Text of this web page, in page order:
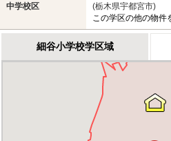
中学校区
(栃木県宇都宮市)
この学区の他の物件
細谷小学校学区域